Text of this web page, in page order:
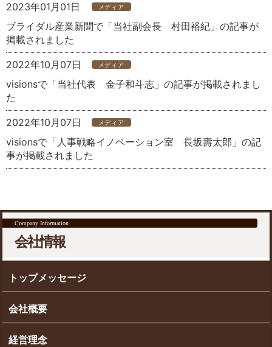
Company Information
会社情報
トップメッセージ
会社概要
経営理念
2023年01月01日 メディア
ブライダル産業新聞で「当社副会長 村田裕紀」の記事が
掲載されました
2022年10月07日 メディア
visionsで「当社代表 金子和斗志」の記事が掲載されまし
た
2022年10月07日 メディア
visionsで「人事戦略イノベーション室 長坂壽太郎」の記
事が掲載されました